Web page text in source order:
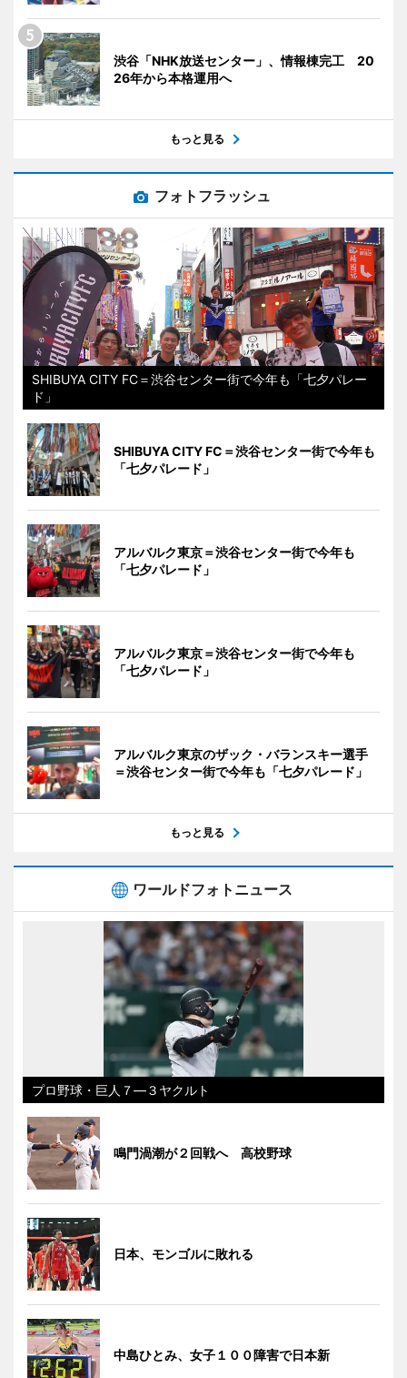
渋谷「NHK放送センター」、情報棟完工 20
26年から本格運用へ
もっと見る
フォトフラッシュ
SHIBUYA CITY FC＝渋谷センター街で今年も「七夕パレー
ド」
SHIBUYA CITY FC＝渋谷センター街で今年も
「七夕パレード」
アルバルク東京＝渋谷センター街で今年も
「七夕パレード」
アルバルク東京＝渋谷センター街で今年も
「七夕パレード」
アルバルク東京のザック・バランスキー選手
＝渋谷センター街で今年も「七夕パレード」
もっと見る
ワールドフォトニュース
プロ野球・巨人７―３ヤクルト
鳴門渦潮が２回戦へ 高校野球
日本、モンゴルに敗れる
中島ひとみ、女子１００障害で日本新